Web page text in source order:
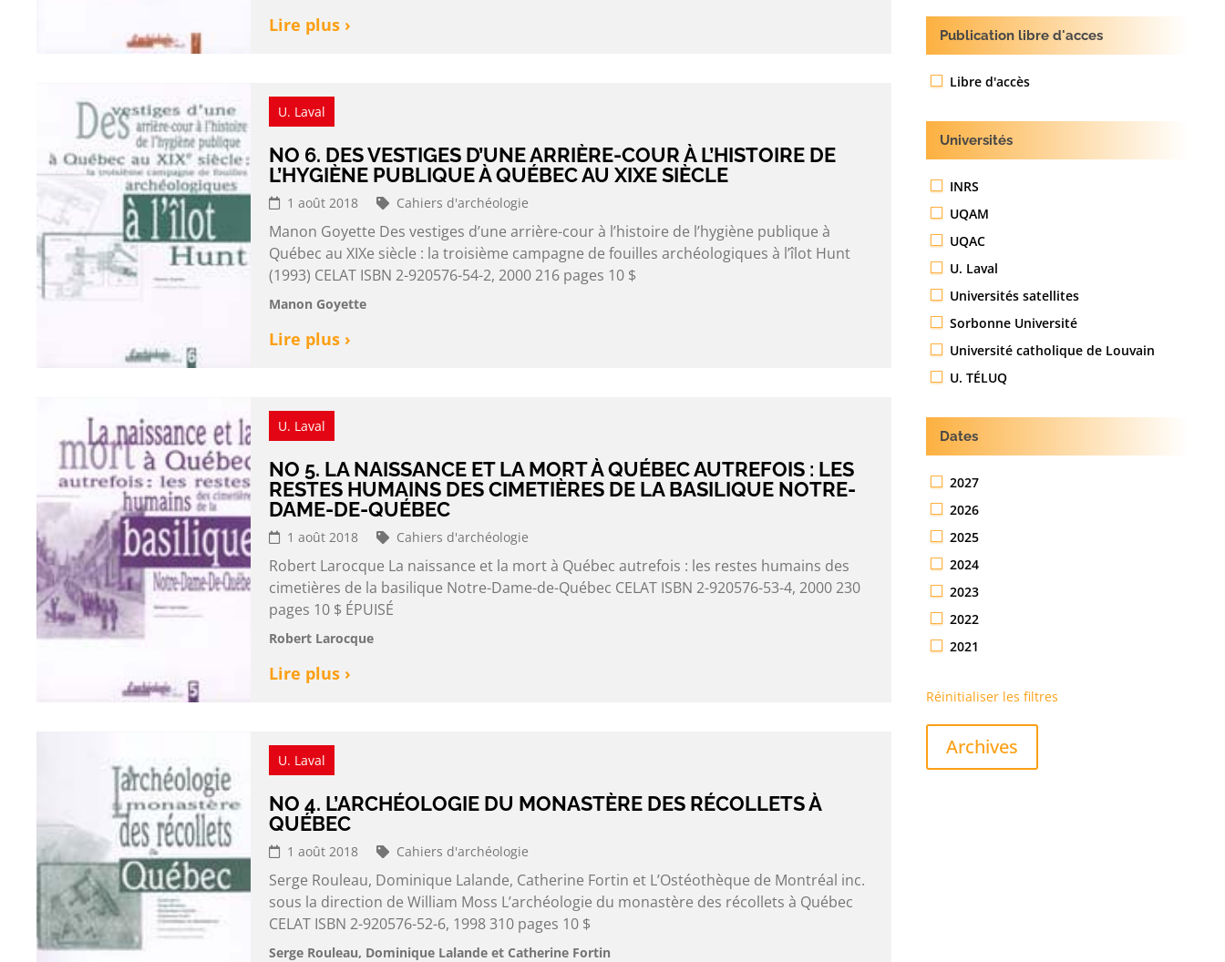
Lire plus ›
U. Laval
NO 6. DES VESTIGES D’UNE ARRIÈRE-COUR À L’HISTOIRE DE
L’HYGIÈNE PUBLIQUE À QUÉBEC AU XIXE SIÈCLE
1 août 2018 Cahiers d'archéologie
Manon Goyette Des vestiges d’une arrière-cour à l’histoire de l’hygiène publique à
Québec au XIXe siècle : la troisième campagne de fouilles archéologiques à l’îlot Hunt
(1993) CELAT ISBN 2-920576-54-2, 2000 216 pages 10 $
Manon Goyette
Lire plus ›
U. Laval
NO 5. LA NAISSANCE ET LA MORT À QUÉBEC AUTREFOIS : LES
RESTES HUMAINS DES CIMETIÈRES DE LA BASILIQUE NOTRE-
DAME-DE-QUÉBEC
1 août 2018 Cahiers d'archéologie
Robert Larocque La naissance et la mort à Québec autrefois : les restes humains des
cimetières de la basilique Notre-Dame-de-Québec CELAT ISBN 2-920576-53-4, 2000 230
pages 10 $ ÉPUISÉ
Robert Larocque
Lire plus ›
U. Laval
NO 4. L’ARCHÉOLOGIE DU MONASTÈRE DES RÉCOLLETS À
QUÉBEC
1 août 2018 Cahiers d'archéologie
Serge Rouleau, Dominique Lalande, Catherine Fortin et L’Ostéothèque de Montréal inc.
sous la direction de William Moss L’archéologie du monastère des récollets à Québec
CELAT ISBN 2-920576-52-6, 1998 310 pages 10 $
Serge Rouleau, Dominique Lalande et Catherine Fortin
Publication libre d'acces
Libre d'accès
Universités
INRS
UQAM
UQAC
U. Laval
Universités satellites
Sorbonne Université
Université catholique de Louvain
U. TÉLUQ
Dates
2027
2026
2025
2024
2023
2022
2021
Réinitialiser les filtres
Archives